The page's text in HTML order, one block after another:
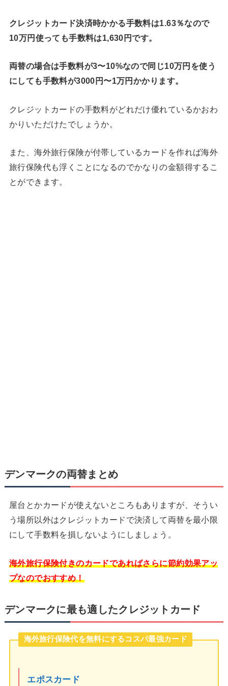
クレジットカード決済時かかる手数料は1.63％なので
10万円使っても手数料は1,630円です。
両替の場合は手数料が3〜10%なので同じ10万円を使う
にしても手数料が3000円〜1万円かかります。
クレジットカードの手数料がどれだけ優れているかおわ
かりいただけたでしょうか。
また、海外旅行保険が付帯しているカードを作れば海外
旅行保険代も浮くことになるのでかなりの金額得するこ
とができます。
デンマークの両替まとめ
屋台とかカードが使えないところもありますが、そうい
う場所以外はクレジットカードで決済して両替を最小限
にして手数料を損しないようにしましょう。
海外旅行保険付きのカードであればさらに節約効果アッ
プなのでおすすめ！
デンマークに最も適したクレジットカード
海外旅行保険代を無料にするコスパ最強カード
エポスカード